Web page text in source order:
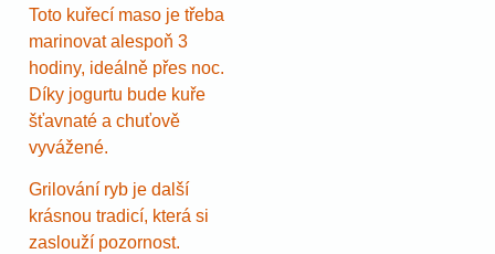
Toto kuřecí maso je třeba
marinovat alespoň 3
hodiny, ideálně přes noc.
Díky jogurtu bude kuře
šťavnaté a chuťově
vyvážené.
Grilování ryb je další
krásnou tradicí, která si
zaslouží pozornost.